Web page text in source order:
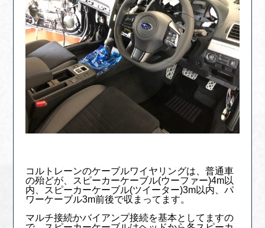
コルトレーンのケーブルワイヤリングは、普通車
の殆どが、スピーカーケーブル(ウーファー)4m以
内、スピーカーケーブル(ツイーター)3m以内、パ
ワーケーブル3m前後で収まってます。
マルチ接続かバイアンプ接続を基本としてますの